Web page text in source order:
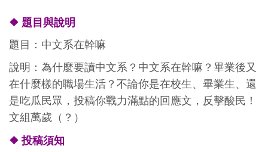
❖ 題目與說明
題目：中文系在幹嘛
說明：為什麼要讀中文系？中文系在幹嘛？畢業後又
在什麼樣的職場生活？不論你是在校生、畢業生、還
是吃瓜民眾，投稿你戰力滿點的回應文，反擊酸民！
文組萬歲（？）
❖投稿須知